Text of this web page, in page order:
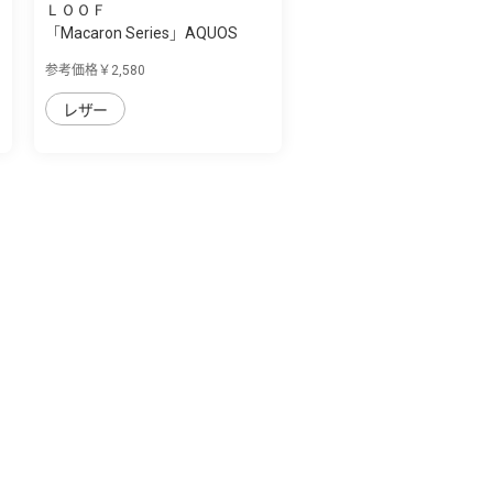
ＬＯＯＦ
「Macaron Series」AQUOS
参考価格￥2,580
レザー